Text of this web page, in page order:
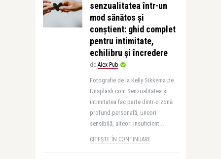
senzualitatea într-un
mod sănătos și
conștient: ghid complet
pentru intimitate,
echilibru și încredere
de Alex Pub
Fotografie de la Kelly Sikkema pe
Unsplash.com Senzualitatea și
intimitatea fac parte dintr-o zonă
profund personală, uneori
sensibilă, alteori insuficient ..
CITEȘTE ÎN CONTINUARE